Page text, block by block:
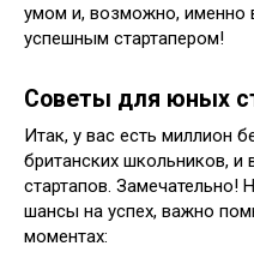
умом и, возможно, именно
успешным стартапером!
Советы для юных
Итак, у вас есть миллион
британских школьников, и
стартапов. Замечательно!
шансы на успех, важно
моментах: